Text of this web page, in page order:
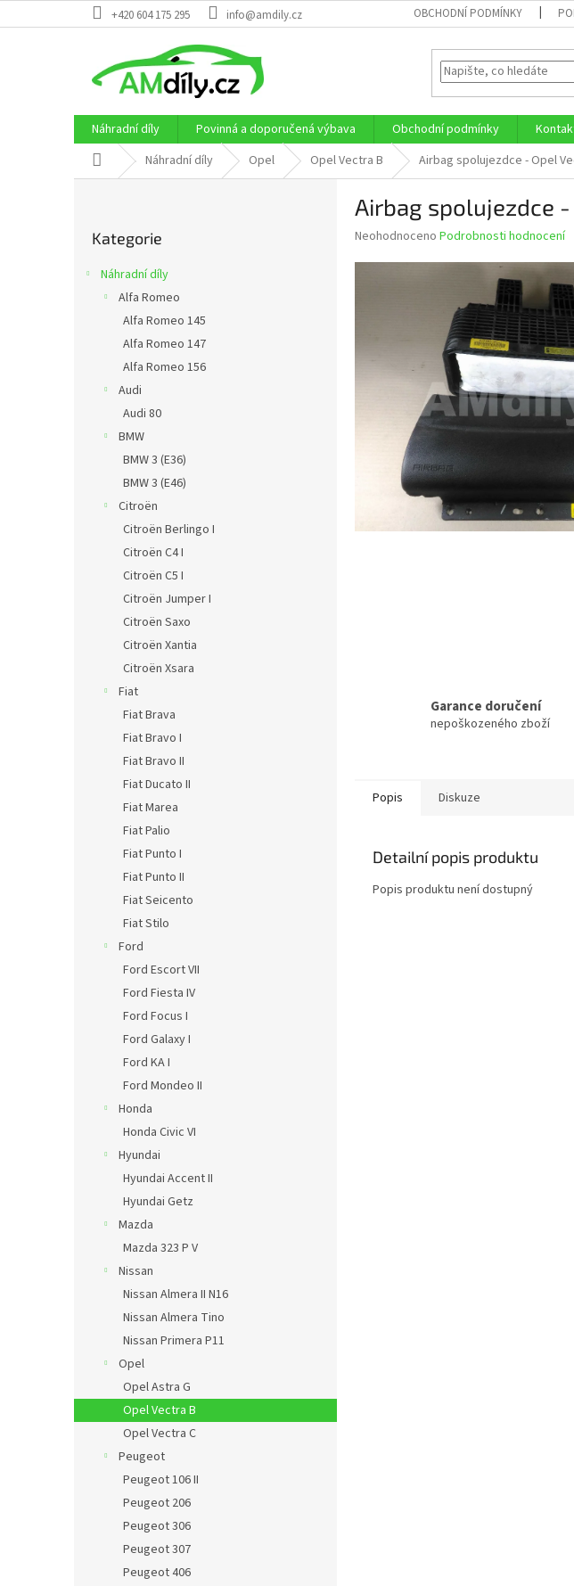
na
+420 604 175 295 info@amdily.cz OBCHODNÍ PODMÍNKY
Náhradní díly Povinná a doporučená výbava Obchodní podmínky
Domů Náhradní díly Opel Opel Vectra B Airbag spolujezdce - Opel
kategorie
Kategorie
Náhradní díly
Alfa Romeo
Alfa Romeo 145
Alfa Romeo 147
Alfa Romeo 156
Audi
Audi 80
BMW
BMW 3 (E36)
BMW 3 (E46)
Citroën
Citroën Berlingo I
Citroën C4 I
Citroën C5 I
Citroën Jumper I
Citroën Saxo
Citroën Xantia
Citroën Xsara
Fiat
Fiat Brava
Fiat Bravo I
Fiat Bravo II
Fiat Ducato II
Fiat Marea
Fiat Palio
Fiat Punto I
Fiat Punto II
Fiat Seicento
Fiat Stilo
Ford
Ford Escort VII
Ford Fiesta IV
Ford Focus I
Ford Galaxy I
Ford KA I
Ford Mondeo II
Honda
Honda Civic VI
Hyundai
Hyundai Accent II
Hyundai Getz
Mazda
Mazda 323 P V
Nissan
Nissan Almera II N16
Nissan Almera Tino
Nissan Primera P11
Opel
Opel Astra G
Opel Vectra B
Opel Vectra C
Peugeot
Peugeot 106 II
Peugeot 206
Peugeot 306
Peugeot 307
Peugeot 406
Airbag spolujezdce -
Průměrné
Neohodnoceno Podrobnosti hodnocení
Garance doručení
nepoškozeného zboží
Popis Diskuze
Detailní popis produktu
Popis produktu není dostupný